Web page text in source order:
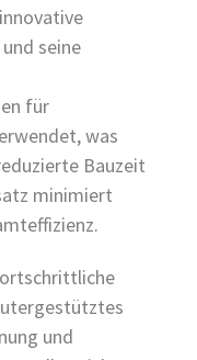
seine
für
was
Bauzeit
minimiert
und